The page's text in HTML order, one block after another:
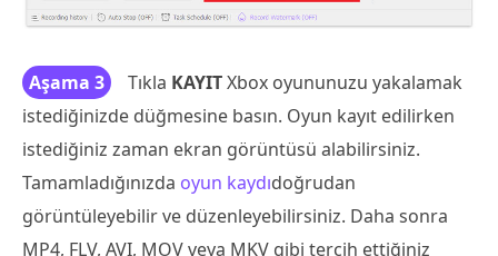
Aşama 3 Tıkla KAYITXbox oyununuzu yakalamak
istediğinizde düğmesine basın. Oyun kayıt edilirken
istediğiniz zaman ekran görüntüsü alabilirsiniz.
Tamamladığınızda oyun kaydıdoğrudan
görüntüleyebilir ve düzenleyebilirsiniz. Daha sonra
MP4, FLV, AVI, MOV veya MKV gibi tercih ettiğiniz